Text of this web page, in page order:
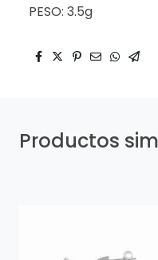
PESO: 3.5g
Productos